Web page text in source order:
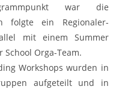
war die
folgte ein Regionaler-
mit einem Summer
School Orga-Team.
Workshops wurden in
aufgeteilt und in